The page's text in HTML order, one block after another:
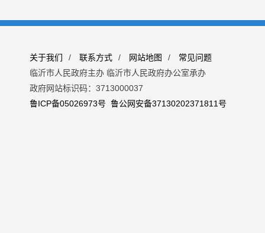
关于我们 / 联系方式 / 网站地图 /
常见问题
临沂市人民政府主办 临沂市人民政府办公室承办
政府网站标识码：3713000037
鲁ICP备05026973号 鲁公网安备37130202371811号